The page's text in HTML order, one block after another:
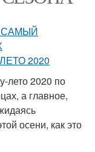
лето 2020 по
а главное,
осени, как это